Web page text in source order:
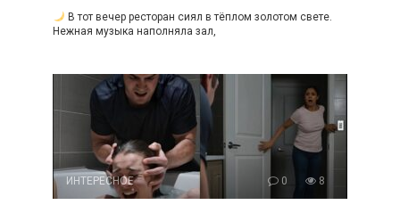
В тот вечер ресторан сиял в тёплом золотом свете.
Нежная музыка наполняла зал,
ИНТЕРЕСНОЕ 0 8